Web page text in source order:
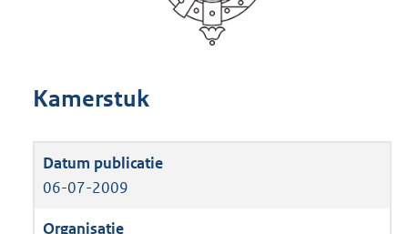
Kamerstuk
06-07-2009